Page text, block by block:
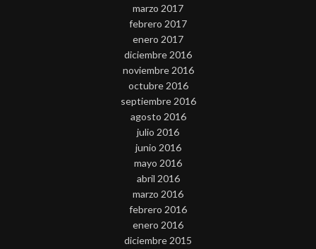
marzo 2017
febrero 2017
enero 2017
diciembre 2016
noviembre 2016
octubre 2016
septiembre 2016
agosto 2016
julio 2016
junio 2016
mayo 2016
abril 2016
marzo 2016
febrero 2016
enero 2016
diciembre 2015